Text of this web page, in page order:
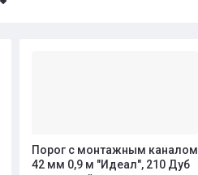
Порог с монтажным каналом
42 мм 0,9 м "Идеал", 210 Дуб